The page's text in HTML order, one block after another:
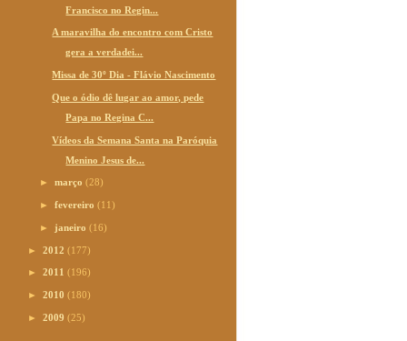
Francisco no Regin...
A maravilha do encontro com Cristo
gera a verdadei...
Missa de 30º Dia - Flávio Nascimento
Que o ódio dê lugar ao amor, pede
Papa no Regina C...
Vídeos da Semana Santa na Paróquia
Menino Jesus de...
►março(28)
►fevereiro(11)
► janeiro(16)
► 2012 (177)
► 2011 (196)
► 2010 (180)
► 2009 (25)